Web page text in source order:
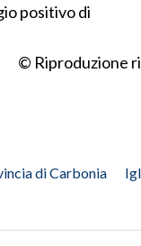
positivo di
© Riproduzione
di Carbonia